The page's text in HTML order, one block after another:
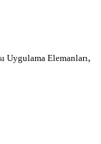
Uygulama Elemanları,